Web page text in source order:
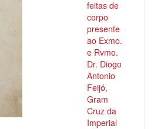
feitas de
corpo
presente
ao Exmo.
e Rvmo.
Dr. Diogo
Antonio
Feijó,
Gram
Cruz da
Imperial